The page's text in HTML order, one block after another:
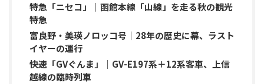
特急「ニセコ」｜函館本線「山線」を走る秋の観光
特急
富良野・美瑛ノロッコ号｜28年の歴史に幕、ラスト
イヤーの運行
快速「GVぐんま」｜GV-E197系＋12系客車、上信
越線の臨時列車